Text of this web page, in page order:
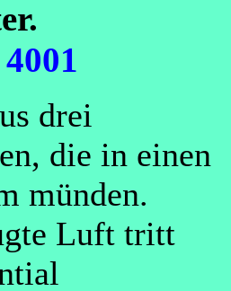
drei
die in einen
münden.
Luft tritt